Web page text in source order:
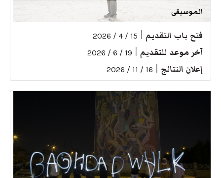
الموسيقى
فتح باب التقديم 15 / 4 / 2026
آخر موعد للتقديم 19 / 6 / 2026
إعلان النتائج 16 / 11 / 2026